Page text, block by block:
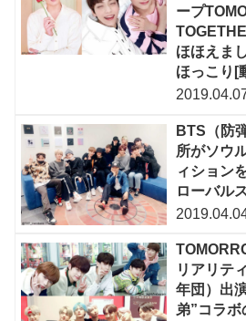
ープ
ほほえま
ほっこり[
BTS（防
所がソウ
ィション
ローバル
リアリテ
年団）出
弟”コラ